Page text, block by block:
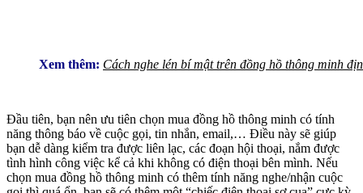
Xem thêm: Cách nghe lén bí mật trên đồng hồ thông minh
Đầu tiên, bạn nên ưu tiên chọn mua đồng hồ thông minh có tính
năng thông báo về cuộc gọi, tin nhắn, email,… Điều này sẽ giúp
bạn dễ dàng kiểm tra được liên lạc, các đoạn hội thoại, nắm được
tình hình công việc kể cả khi không có điện thoại bên mình. Nếu
chọn mua đồng hồ thông minh có thêm tính năng nghe/nhận cuộc